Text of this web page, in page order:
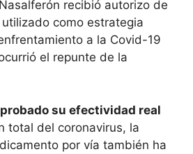
recibió autorizo de
como estrategia
a la Covid-19
el repunte de la
su efectividad real
total del coronavirus, la
por vía también ha